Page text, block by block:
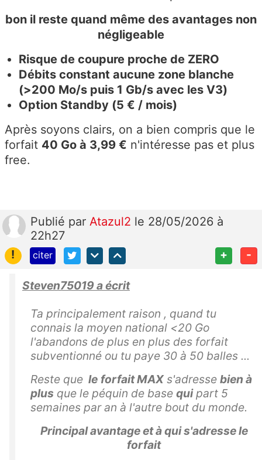
bon il reste quand même des avantages non
négligeable
Risque de coupure proche de ZERO
Débits constant aucune zone blanche
(>200 Mo/s puis 1 Gb/s avec les V3)
Option Standby (5 € / mois)
Après soyons clairs, on a bien compris que le
forfait 40 Go à 3,99 € n'intéresse pas et plus
free.
Publié par Atazul2 le 28/05/2026 à
22h27
!
citer + -
Steven75019 a écrit
Ta principalement raison , quand tu
connais la moyen national <20 Go
l'abandons de plus en plus des forfait
subventionné ou tu paye 30 à 50 balles ...
Reste que le forfait MAXs'adresse bien à
plus que le péquin de base quipart 5
semaines par an à l'autre bout du monde.
Principal avantage et à qui s'adresse le
forfait